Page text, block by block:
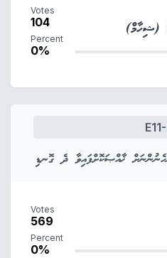
(ޝިހާމް)
Votes
104
Percent
0%
ޚާއްޞަކޮށްފައިވާ ދެ ގޮނޑި
Votes
569
Percent
0%